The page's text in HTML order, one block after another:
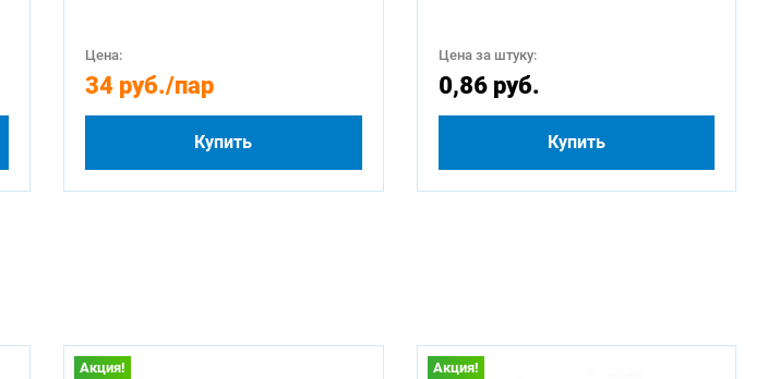
Цена:
34 руб./пар
Купить
Цена за штуку:
0,86 руб.
Купить
Акция! Акция!